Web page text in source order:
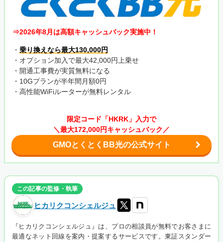
⇒2026年8月は高額キャッシュバック実施中！
・ 乗り換えなら最大130,000円
・オプション加入で最大42,000円上乗せ
・開通工事費が実質無料になる
・10Gプランが半年間月額0円
・高性能WiFiルーターが無料レンタル
限定コード「HKRK」入力で
＼最大172,000円キャッシュバック／
GMOとくとくBB光の公式サイト
この記事の監修・執筆
ヒカリクコンシェルジュ
『ヒカリクコンシェルジュ』は、プロの相談員が無料でお客さまに
最適なネット回線を案内・提案するサービスです。東証スタンダー